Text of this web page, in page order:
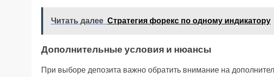
Читать далее Стратегия форекс по одному индикатору
Дополнительные условия и нюансы
При выборе депозита важно обратить внимание на